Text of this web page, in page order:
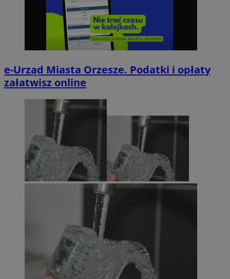
e-Urząd Miasta Orzesze. Podatki i opłaty
załatwisz online